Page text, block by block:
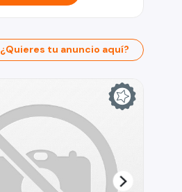
¿Quieres tu anuncio aquí?